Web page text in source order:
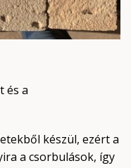
és a
készül, ezért a
a csorbulások, így